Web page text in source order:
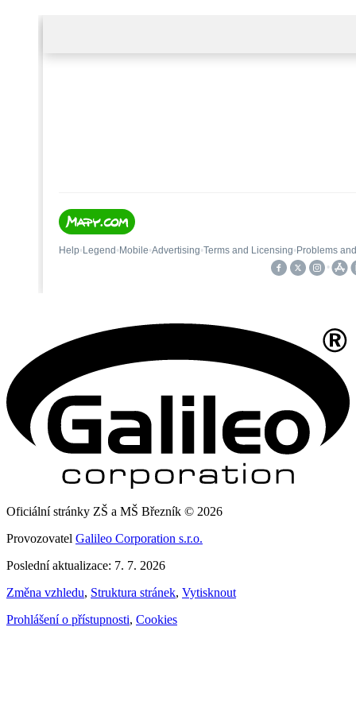
Oficiální stránky ZŠ a MŠ Březník © 2026
Provozovatel Galileo Corporation s.r.o.
Poslední aktualizace: 7. 7. 2026
Změna vzhledu, Struktura stránek, Vytisknout
Prohlášení o přístupnosti, Cookies